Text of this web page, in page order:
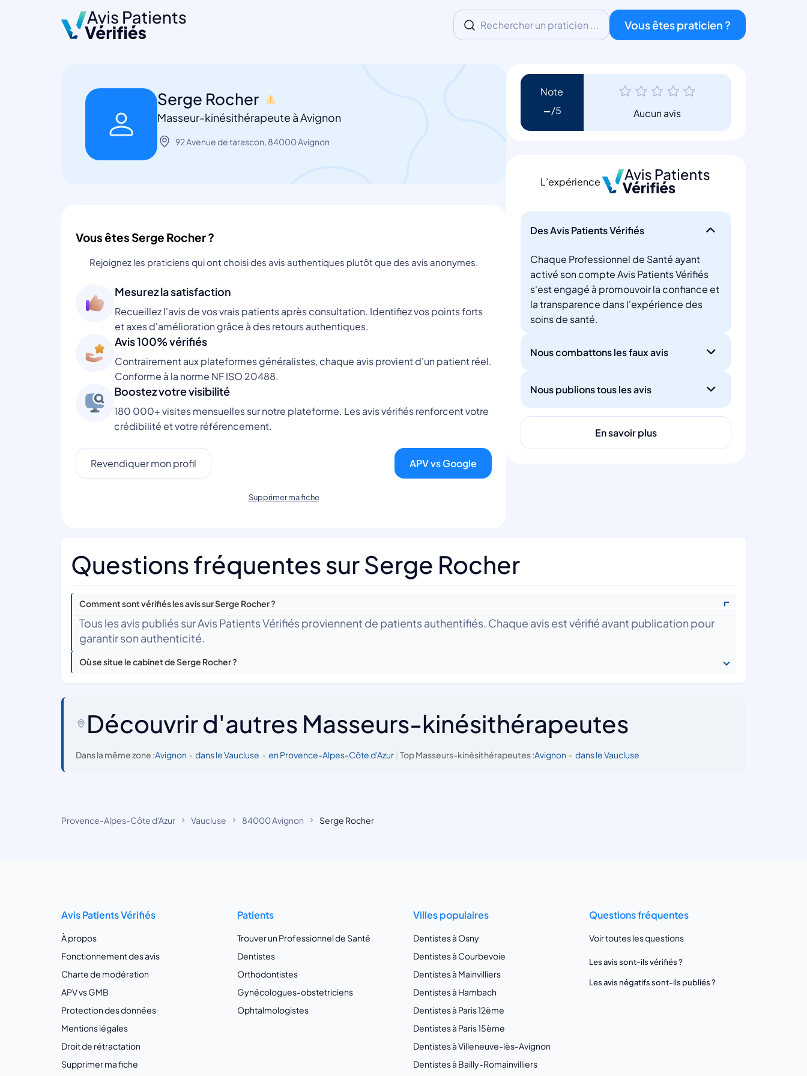
Rechercher un praticien ... Vous êtes praticien ?
Serge Rocher
Masseur-kinésithérapeute à Avignon
92 Avenue de tarascon, 84000 Avignon
Vous êtes Serge Rocher ?
Rejoignez les praticiens qui ont choisi des avis authentiques plutôt que des avis anonymes.
Mesurez la satisfaction
Recueillez l'avis de vos vrais patients après consultation. Identifiez vos points forts
et axes d'amélioration grâce à des retours authentiques.
Avis 100% vérifiés
Contrairement aux plateformes généralistes, chaque avis provient d'un patient réel.
Conforme à la norme NF ISO 20488.
Boostez votre visibilité
180 000+ visites mensuelles sur notre plateforme. Les avis vérifiés renforcent votre
crédibilité et votre référencement.
Revendiquer mon profil APV vs Google
Supprimer ma fiche
Note
- Aucun avis
L’expérience
Des Avis Patients Vérifiés
Chaque Professionnel de Santé ayant
activé son compte Avis Patients Vérifiés
s'est engagé à promouvoir la confiance et
la transparence dans l'expérience des
soins de santé.
Nous combattons les faux avis
Nous publions tous les avis
En savoir plus
Questions fréquentes sur Serge Rocher
Comment sont vérifiés les avis sur Serge Rocher ?
Tous les avis publiés sur Avis Patients Vérifiés proviennent de patients authentifiés. Chaque avis est vérifié avant publication pour
garantir son authenticité.
Où se situe le cabinet de Serge Rocher ?
Découvrir d'autres Masseurs-kinésithérapeutes
Dans la même zone :Avignon • dans le Vaucluse • en Provence-Alpes-Côte d'Azur | Top Masseurs-kinésithérapeutes :Avignon • dans le Vaucluse
Provence-Alpes-Côte d'Azur Vaucluse 84000 Avignon Serge Rocher
Avis Patients Vérifiés
À propos
Fonctionnement des avis
Charte de modération
APV vs GMB
Protection des données
Mentions légales
Droit de rétractation
Supprimer ma fiche
Patients
Trouver un Professionnel de Santé
Dentistes
Orthodontistes
Gynécologues-obstetriciens
Ophtalmologistes
Villes populaires
Dentistes à Osny
Dentistes à Courbevoie
Dentistes à Mainvilliers
Dentistes à Hambach
Dentistes à Paris 12ème
Dentistes à Paris 15ème
Dentistes à Villeneuve-lès-Avignon
Dentistes à Bailly-Romainvilliers
Questions fréquentes
Voir toutes les questions
Les avis sont-ils vérifiés ?
Les avis négatifs sont-ils publiés ?